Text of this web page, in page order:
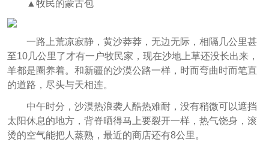
▲牧民的蒙古包
一路上荒凉寂静，黄沙莽莽，无边无际，相隔几公里甚
至10几公里了才有一户牧民家，现在沙地上草还没长出来，
羊都是圈养着。和新疆的沙漠公路一样，时而弯曲时而笔直
的道路，尽头与天相连。
中午时分，沙漠热浪袭人酷热难耐，没有稍微可以遮挡
太阳休息的地方，背脊晒得马上要裂开一样，热气饶身，滚
烫的空气能把人蒸熟，最近的商店还有8公里。